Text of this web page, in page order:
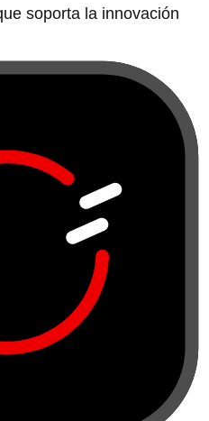
soporta la innovación